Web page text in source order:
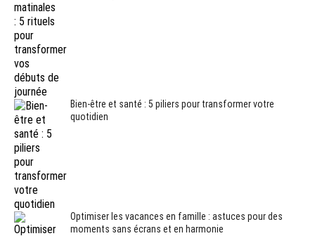
Bien-être et santé : 5 piliers pour transformer votre
quotidien
Optimiser les vacances en famille : astuces pour des
moments sans écrans et en harmonie